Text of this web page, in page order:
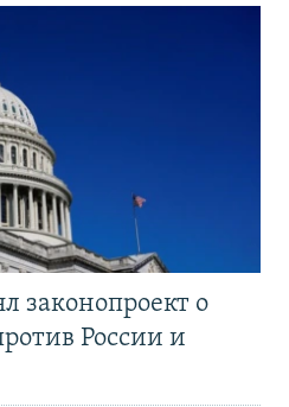
законопроект о
России и